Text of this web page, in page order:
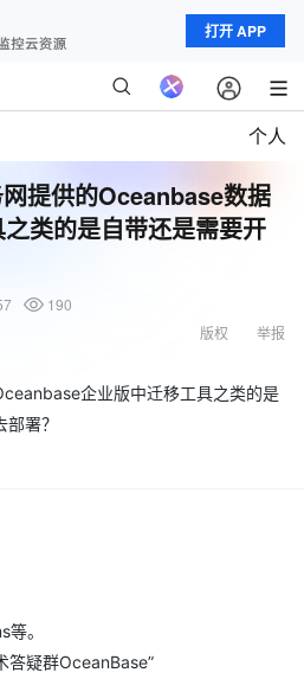
打开 APP
个人
提供的Oceanbase数据
类的是自带还是需要开
190
举报
版权
企业版中迁移工具之类的是
署？
。
疑群OceanBase”